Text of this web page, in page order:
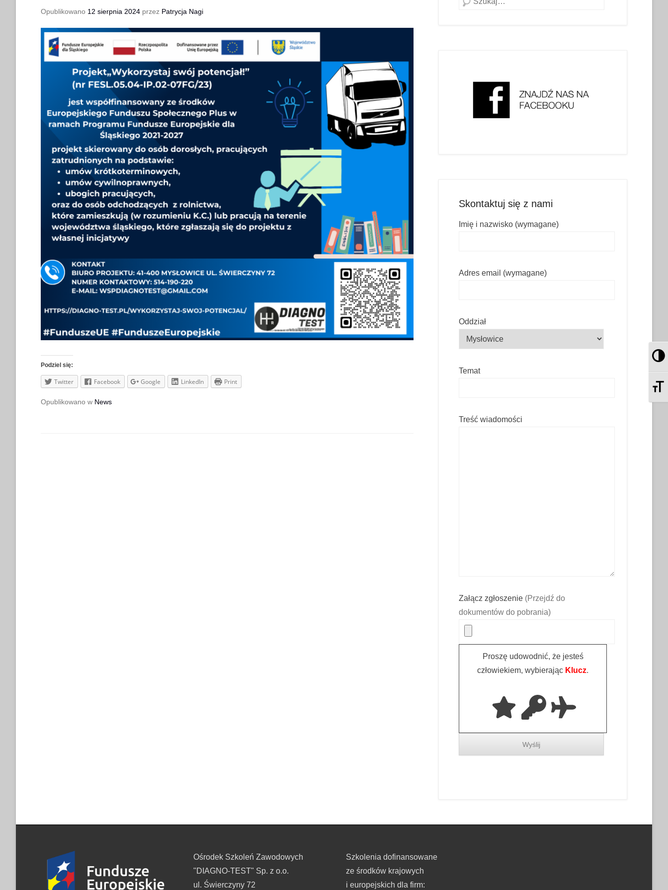
Opublikowano 12 sierpnia 2024 przez Patrycja Nagi
Podziel się:
Twitter Facebook Google LinkedIn Print
Opublikowano w News
Skontaktuj się z nami
Imię i nazwisko (wymagane)
Adres email (wymagane)
Oddział
Temat
Treść wiadomości
Załącz zgłoszenie (Przejdź do
dokumentów do pobrania)
Proszę udowodnić, że jesteś
człowiekiem, wybierając Klucz.
Ośrodek Szkoleń Zawodowych
"DIAGNO-TEST" Sp. z o.o.
ul. Świerczyny 72
Szkolenia dofinansowane
ze środków krajowych
i europejskich dla firm: